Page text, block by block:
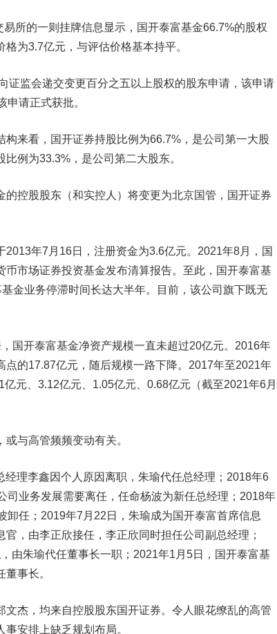
的一则挂牌信息显示，国开泰富基金66.7%的股权
为3.7亿元，与评估价格基本持平。
监会递交变更百分之五以上股权的股东申请，该申请
请正式获批。
来看，国开证券持股比例为66.7%，是公司第一大股
例为33.3%，是公司第二大股东。
控股股东（和实控人）将变更为北京国管，国开证券
年7月16日，注册资金为3.6亿元。2021年8月，国
市场证券投资基金发布清算报告。至此，国开泰富基
金业务停滞时间长达大半年。目前，该公司旗下既无
开泰富基金净资产规模一直未超过20亿元。2016年
点的17.87亿元，随后规模一路下降。2017年至2021年
元、3.12亿元、1.05亿元、0.68亿元（截至2021年6月
与高管频频变动有关。
理李鑫因个人原因离职，朱瑜代任总经理；2018年6
司业务发展需要离任，任命杨波为新任总经理；2018年
卸任；2019年7月22日，朱瑜成为国开泰富首席信息
，由李正欣接任，李正欣同时担任公司副总经理；
由朱瑜代任董事长一职；2021年1月5日，国开泰富基
事长。
杰，均来自控股股东国开证券。令人眼花缭乱的高管
安排上缺乏规划布局。